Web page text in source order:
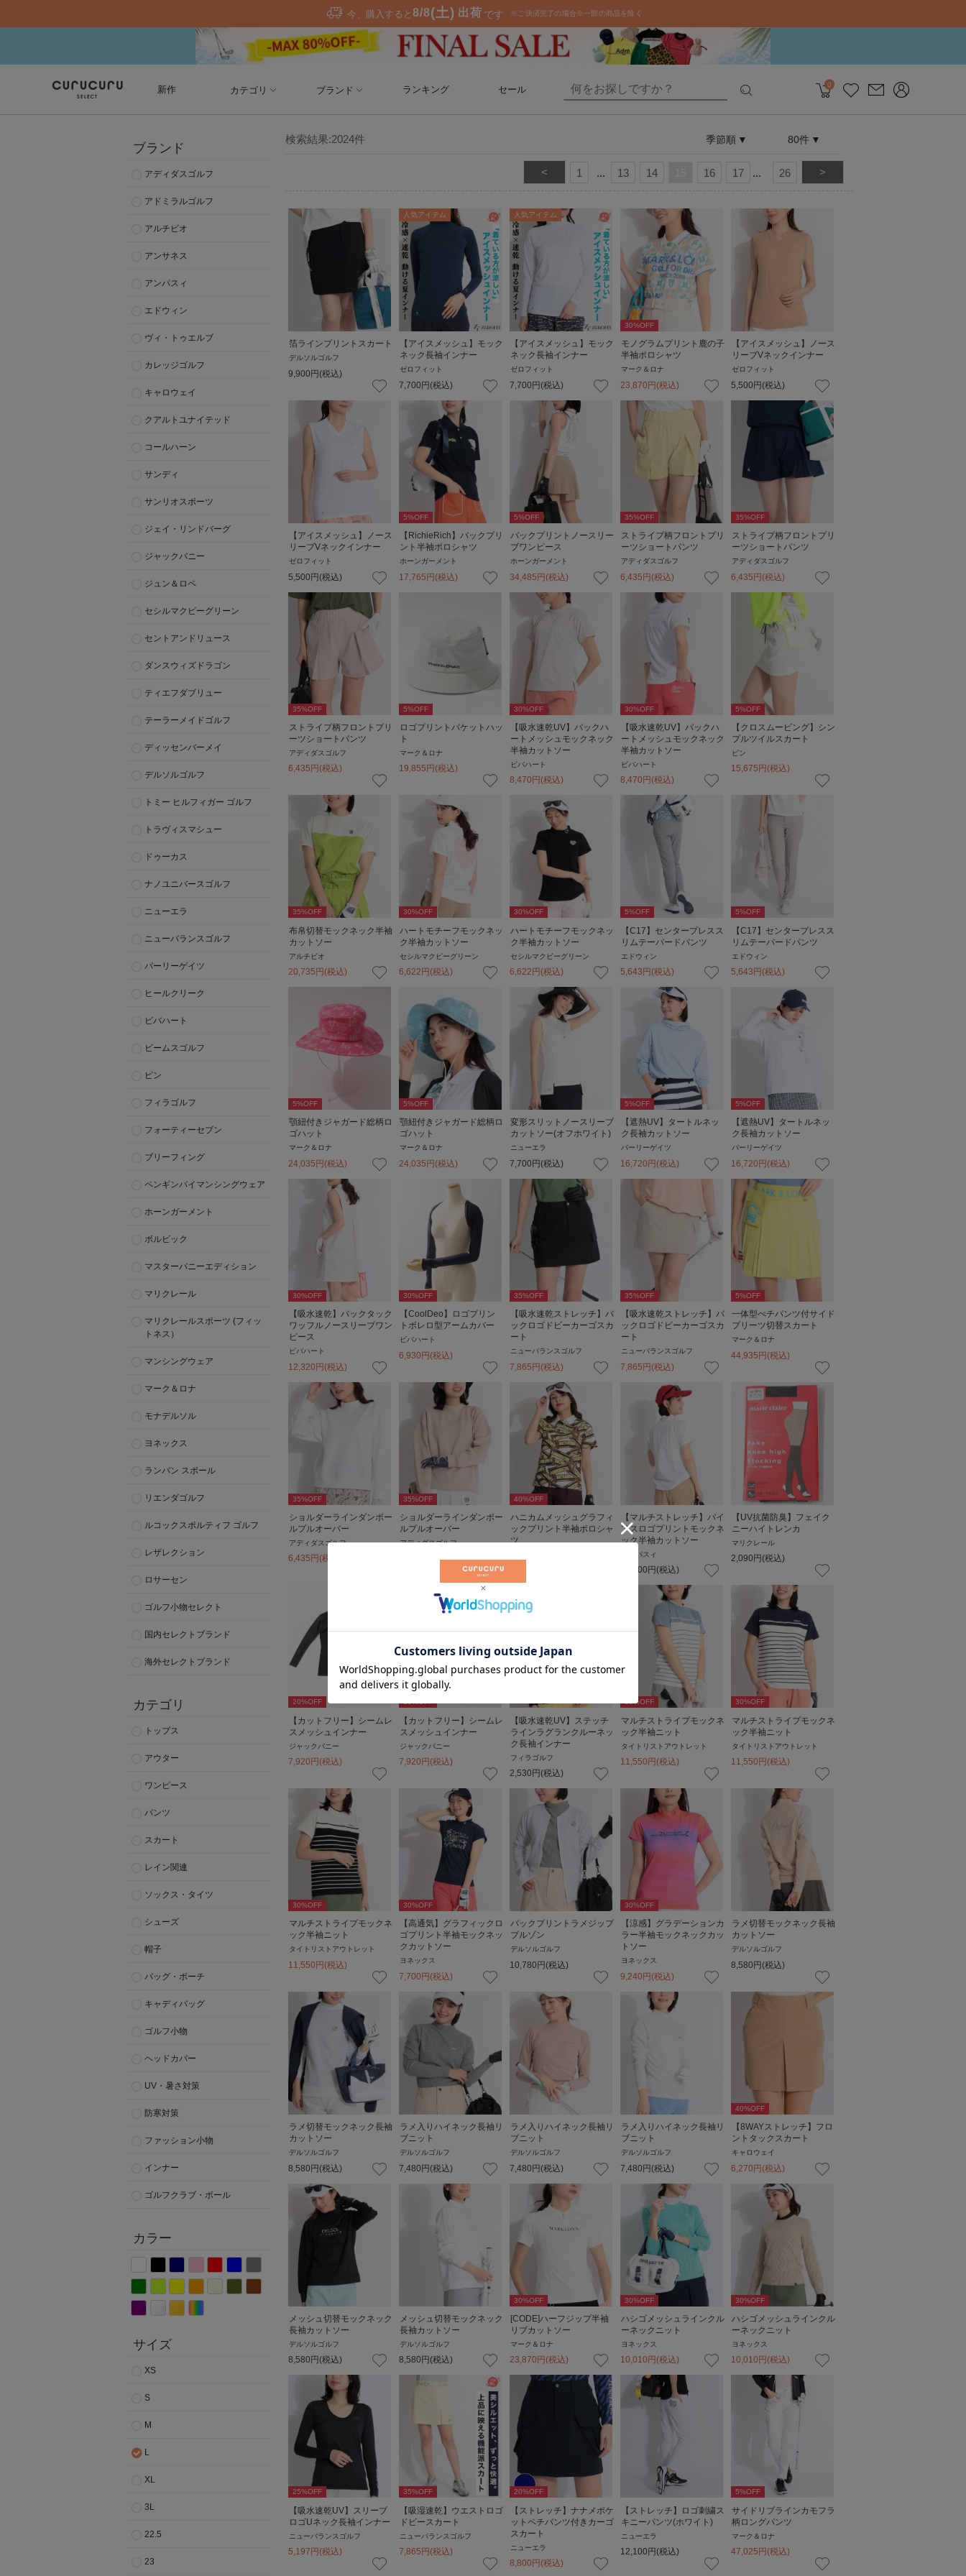
0
新作 カテゴリ ブランド ランキング セール
ブランド
アディダスゴルフ
アドミラルゴルフ
アルチビオ
アンサネス
アンパスィ
エドウィン
ヴィ・トゥエルブ
カレッジゴルフ
キャロウェイ
クアルトユナイテッド
コールハーン
サンディ
サンリオスポーツ
ジェイ・リンドバーグ
ジャックバニー
ジュン＆ロペ
セシルマクビーグリーン
セントアンドリュース
ダンスウィズドラゴン
ティエフダブリュー
テーラーメイドゴルフ
ディッセンバーメイ
デルソルゴルフ
トミー ヒルフィガー ゴルフ
トラヴィスマシュー
ドゥーカス
ナノユニバースゴルフ
ニューエラ
ニューバランスゴルフ
パーリーゲイツ
ヒールクリーク
ビバハート
ビームスゴルフ
ピン
フィラゴルフ
フォーティーセブン
ブリーフィング
ペンギンバイマンシングウェア
ホーンガーメント
ボルビック
マスターバニーエディション
マリクレール
マリクレールスポーツ (フィッ
トネス）
マンシングウェア
マーク＆ロナ
モナデルソル
ヨネックス
ランバン スポール
リエンダゴルフ
ルコックスポルティフ ゴルフ
レザレクション
ロサーセン
ゴルフ小物セレクト
国内セレクトブランド
海外セレクトブランド
カテゴリ
トップス
アウター
ワンピース
パンツ
スカート
レイン関連
ソックス・タイツ
シューズ
帽子
バッグ・ポーチ
キャディバッグ
ゴルフ小物
ヘッドカバー
UV・暑さ対策
防寒対策
ファッション小物
インナー
ゴルフクラブ・ボール
カラー
サイズ
XS
S
M
L
XL
3L
22.5
23
検索結果:2024件 季節順 80件
< 1 13 14 16 17 26 >
箔ラインプリントスカート
デルソルゴルフ
9,900円(税込)
人気アイテム
【アイスメッシュ】モック
ネック長袖インナー
ゼロフィット
7,700円(税込)
人気アイテム
【アイスメッシュ】モック
ネック長袖インナー
ゼロフィット
7,700円(税込)
30%OFF
モノグラムプリント鹿の子
半袖ポロシャツ
マーク＆ロナ
23,870円(税込)
【アイスメッシュ】ノース
リーブVネックインナー
ゼロフィット
5,500円(税込)
【アイスメッシュ】ノース
リーブVネックインナー
ゼロフィット
5,500円(税込)
5%OFF
【RichieRich】バックプリ
ント半袖ポロシャツ
ホーンガーメント
17,765円(税込)
5%OFF
バックプリントノースリー
ブワンピース
ホーンガーメント
34,485円(税込)
35%OFF
ストライプ柄フロントプリ
ーツショートパンツ
アディダスゴルフ
6,435円(税込)
35%OFF
ストライプ柄フロントプリ
ーツショートパンツ
アディダスゴルフ
6,435円(税込)
35%OFF
ストライプ柄フロントプリ
ーツショートパンツ
アディダスゴルフ
6,435 円 (税込)
5%OFF
ロゴプリントバケットハッ
ト
マーク＆ロナ
19,855 円 (税込)
30%OFF
【吸水速乾UV】バックハ
ートメッシュモックネック
半袖カットソー
ビバハート
8,470 円 (税込)
30%OFF
【吸水速乾UV】バックハ
ートメッシュモックネック
半袖カットソー
ビバハート
8,470 円 (税込)
5%OFF
【クロスムービング】シン
プルツイルスカート
ピン
15,675 円 (税込)
35%OFF
布帛切替モックネック半袖
カットソー
アルチビオ
20,735 円 (税込)
30%OFF
ハートモチーフモックネッ
ク半袖カットソー
セシルマクビーグリーン
6,622 円 (税込)
30%OFF
ハートモチーフモックネッ
ク半袖カットソー
セシルマクビーグリーン
6,622 円 (税込)
5%OFF
【C17】センタープレスス
リムテーパードパンツ
エドウィン
5,643 円 (税込)
5%OFF
【C17】センタープレスス
リムテーパードパンツ
エドウィン
5,643 円 (税込)
5%OFF
顎紐付きジャガード総柄ロ
ゴハット
マーク＆ロナ
24,035円(税込)
5%OFF
顎紐付きジャガード総柄ロ
ゴハット
マーク＆ロナ
24,035円(税込)
変形スリットノースリーブ
カットソー(オフホワイト)
ニューエラ
7,700円(税込)
5%OFF
【遮熱UV】タートルネッ
ク長袖カットソー
パーリーゲイツ
16,720円(税込)
5%OFF
【遮熱UV】タートルネッ
ク長袖カットソー
パーリーゲイツ
16,720円(税込)
30%OFF
【吸水速乾】バックタック
ワッフルノースリーブワン
ピース
ビバハート
12,320円(税込)
30%OFF
【CoolDeo】ロゴプリン
トボレロ型アームカバー
ビバハート
6,930円(税込)
35%OFF
【吸水速乾ストレッチ】バ
ックロゴドビーカーゴスカ
ート
ニューバランスゴルフ
7,865円(税込)
35%OFF
【吸水速乾ストレッチ】バ
ックロゴドビーカーゴスカ
ート
ニューバランスゴルフ
7,865円(税込)
5%OFF
一体型ぺチパンツ付サイド
プリーツ切替スカート
マーク＆ロナ
44,935円(税込)
35%OFF
ショルダーラインダンボー
ルプルオーバー
アディダスゴルフ
6,435 円 (税込)
35%OFF
ショルダーラインダンボー
ルプルオーバー
アディダスゴルフ
(税込)
40%OFF
ハニカムメッシュグラフィ
ックプリント半袖ポロシャ
ツ
【マルチストレッチ】バイ
アスロゴプリントモックネ
ック半袖カットソー
アンパスィ
12,100 円(税込)
【UV抗菌防臭】フェイク
ニーハイトレンカ
マリクレール
2,090 円(税込)
20%OFF
【カットフリー】シームレ
スメッシュインナー
ジャックバニー
7,920 円 (税込)
20%OFF
【カットフリー】シームレ
スメッシュインナー
ジャックバニー
7,920 円 (税込)
【吸水速乾UV】ステッチ
ラインラグランクルーネッ
ク長袖インナー
フィラゴルフ
2,530 円(税込)
30%OFF
マルチストライプモックネ
ック半袖ニット
タイトリストアウトレット
11,550 円 (税込)
30%OFF
マルチストライプモックネ
ック半袖ニット
タイトリストアウトレット
11,550 円 (税込)
30%OFF
マルチストライプモックネ
ック半袖ニット
タイトリストアウトレット
11,550円(税込)
30%OFF
【高通気】グラフィックロ
ゴプリント半袖モックネッ
クカットソー
ヨネックス
7,700円(税込)
バックプリントラメジップ
ブルゾン
デルソルゴルフ
10,780円(税込)
30%OFF
【涼感】グラデーションカ
ラー半袖モックネックカッ
トソー
ヨネックス
9,240円(税込)
ラメ切替モックネック長袖
カットソー
デルソルゴルフ
8,580円(税込)
ラメ切替モックネック長袖
カットソー
デルソルゴルフ
8,580円(税込)
ラメ入りハイネック長袖リ
ブニット
デルソルゴルフ
7,480円(税込)
ラメ入りハイネック長袖リ
ブニット
デルソルゴルフ
7,480円(税込)
ラメ入りハイネック長袖リ
ブニット
デルソルゴルフ
7,480円(税込)
40%OFF
【8WAYストレッチ】フロ
ントタックスカート
キャロウェイ
6,270円(税込)
メッシュ切替モックネック
長袖カットソー
デルソルゴルフ
8,580 円(税込)
メッシュ切替モックネック
長袖カットソー
デルソルゴルフ
8,580 円(税込)
30%OFF
[CODE]ハーフジップ半袖
リブカットソー
マーク＆ロナ
23,870 円 (税込)
30%OFF
ハシゴメッシュラインクル
ーネックニット
ヨネックス
10,010 円 (税込)
30%OFF
ハシゴメッシュラインクル
ーネックニット
ヨネックス
10,010 円 (税込)
25%OFF
【吸水速乾UV】スリーブ
ロゴUネック長袖インナー
ニューバランスゴルフ
5,197 円 (税込)
35%OFF
【吸湿速乾】ウエストロゴ
ドビースカート
ニューバランスゴルフ
7,865 円 (税込)
20%OFF
【ストレッチ】ナナメポケ
ットペチパンツ付きカーゴ
スカート
ニューエラ
8,800 円 (税込)
【ストレッチ】ロゴ刺繍ス
キニーパンツ(ホワイト)
ニューエラ
12,100 円(税込)
5%OFF
サイドリブラインカモフラ
柄ロングパンツ
マーク＆ロナ
47,025 円 (税込)